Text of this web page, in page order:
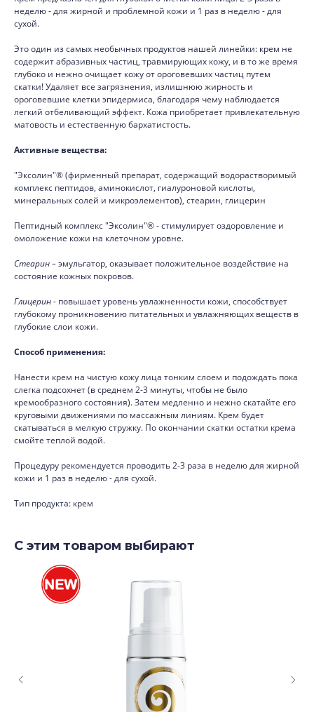
неделю - для жирной и проблемной кожи и 1 раз в неделю - для
сухой.
Это один из самых необычных продуктов нашей линейки: крем не
содержит абразивных частиц, травмирующих кожу, и в то же время
глубоко и нежно очищает кожу от ороговевших частиц путем
скатки! Удаляет все загрязнения, излишнюю жирность и
ороговевшие клетки эпидермиса, благодаря чему наблюдается
легкий отбеливающий эффект. Кожа приобретает привлекательную
матовость и естественную бархатистость.
Активные вещества:
"Эксолин"® (фирменный препарат, содержащий водорастворимый
комплекс пептидов, аминокислот, гиалуроновой кислоты,
минеральных солей и микроэлементов), стеарин, глицерин
Пептидный комплекс "Эксолин"® - стимулирует оздоровление и
омоложение кожи на клеточном уровне.
Стеарин –эмульгатор, оказывает положительное воздействие на
состояние кожных покровов.
Глицерин - повышает уровень увлажненности кожи, способствует
глубокому проникновению питательных и увлажняющих веществ в
глубокие слои кожи.
Способ применения:
Нанести крем на чистую кожу лица тонким слоем и подождать пока
слегка подсохнет (в среднем 2-3 минуты, чтобы не было
кремообразного состояния). Затем медленно и нежно скатайте его
круговыми движениями по массажным линиям. Крем будет
скатываться в мелкую стружку. По окончании скатки остатки крема
смойте теплой водой.
Процедуру рекомендуется проводить 2-3 раза в неделю для жирной
кожи и 1 раз в неделю - для сухой.
Тип продукта: крем
С этим товаром выбирают